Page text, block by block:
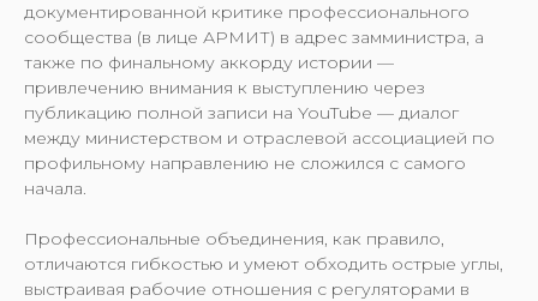
документированной критике профессионального
сообщества (в лице АРМИТ) в адрес замминистра, а
также по финальному аккорду истории —
привлечению внимания к выступлению через
публикацию полной записи на YouTube — диалог
между министерством и отраслевой ассоциацией по
профильному направлению не сложился с самого
начала.
Профессиональные объединения, как правило,
отличаются гибкостью и умеют обходить острые углы,
выстраивая рабочие отношения с регуляторами в